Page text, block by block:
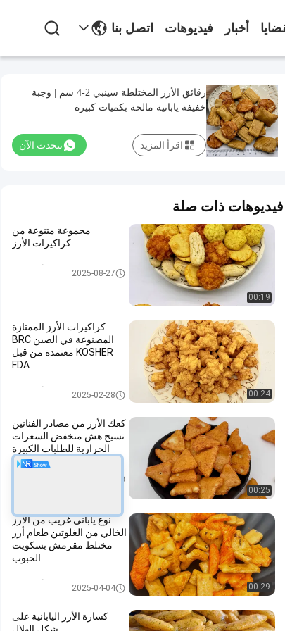
أخبار فيديوهات اتصل بنا
رقائق الأرز المختلطة سينبي 2-4 سم | وجبة
خفيفة يابانية مالحة بكميات كبيرة
نتحدث الآن اقرأ المزيد
فيديوهات ذات صلة
00:19
مجموعة متنوعة من
كراكيرات الأرز
مقرمشات أرز ياباني2025-08-27
00:24
كراكيرات الأرز الممتازة
المصنوعة في الصين BRC
KOSHER معتمدة من قبل
FDA
مقرمشات أرز ياباني2025-02-28
00:25
كعك الأرز من مصادر الفنانين
نسيج هش منخفض السعرات
الحرارية للطلبات الكبيرة
00:29
نوع ياباني غريب من الأرز
الخالي من الغلوتين طعام أرز
مختلط مقرمش بسكويت
الحبوب
مقرمشات أرز ياباني2025-04-04
كسارة الأرز اليابانية على